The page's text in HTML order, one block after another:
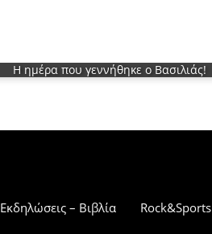
Η ημέρα που γεννήθηκε ο Βασιλιάς!
Εκδηλώσεις – Βιβλία Rock&Sports